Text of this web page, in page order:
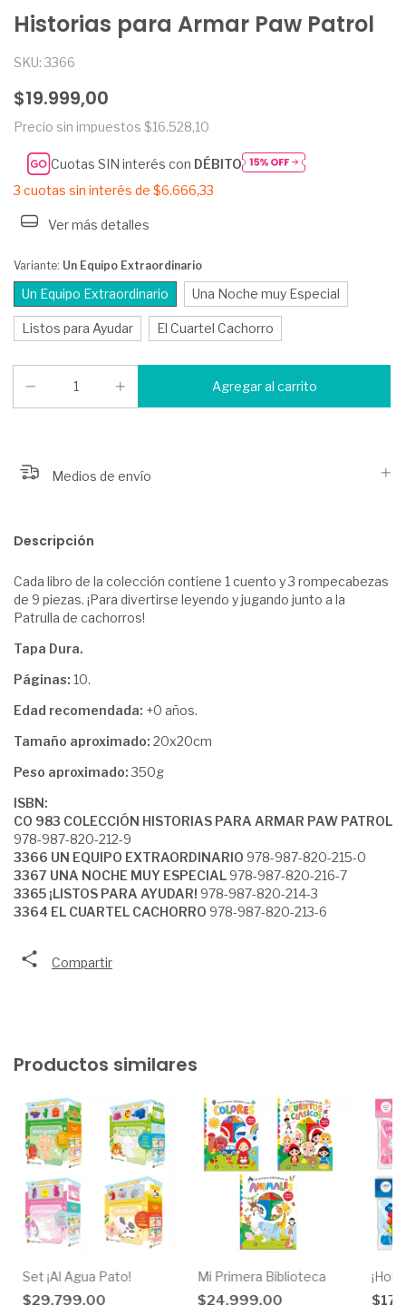
Historias para Armar Paw Patrol
SKU: 3366
$19.999,00
Precio sin impuestos $16.528,10
Cuotas SIN interés con DÉBITO
3 cuotas sin interés de $6.666,33
Ver más detalles
Variante: Un Equipo Extraordinario
Un Equipo Extraordinario Una Noche muy Especial
Listos para Ayudar El Cuartel Cachorro
Medios de envío
Descripción
Cada libro de la colección contiene 1 cuento y 3 rompecabezas
de 9 piezas. ¡Para divertirse leyendo y jugando junto a la
Patrulla de cachorros!
Tapa Dura.
Páginas: 10.
Edad recomendada: +0 años.
Tamaño aproximado: 20x20cm
Peso aproximado:350g
ISBN:
CO 983 COLECCIÓN HISTORIAS PARA ARMAR PAW PATROL
978-987-820-212-9
3366 UN EQUIPO EXTRAORDINARIO 978-987-820-215-0
3367 UNA NOCHE MUY ESPECIAL 978-987-820-216-7
3365 ¡LISTOS PARA AYUDAR! 978-987-820-214-3
3364 EL CUARTEL CACHORRO 978-987-820-213-6
Compartir
Productos similares
Set ¡Al Agua Pato!
$29.799,00
Mi Primera Biblioteca
$24.999,00